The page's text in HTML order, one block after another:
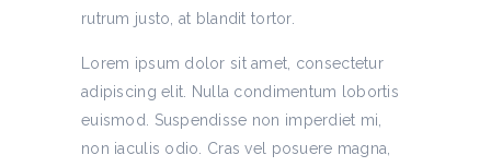
rutrum justo, at blandit tortor.
Lorem ipsum dolor sit amet, consectetur
adipiscing elit. Nulla condimentum lobortis
euismod. Suspendisse non imperdiet mi,
non iaculis odio. Cras vel posuere magna,